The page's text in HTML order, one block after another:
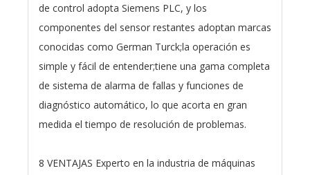
de control adopta Siemens PLC, y los
componentes del sensor restantes adoptan marcas
conocidas como German Turck;la operación es
simple y fácil de entender;tiene una gama completa
de sistema de alarma de fallas y funciones de
diagnóstico automático, lo que acorta en gran
medida el tiempo de resolución de problemas.
8 VENTAJAS Experto en la industria de máquinas